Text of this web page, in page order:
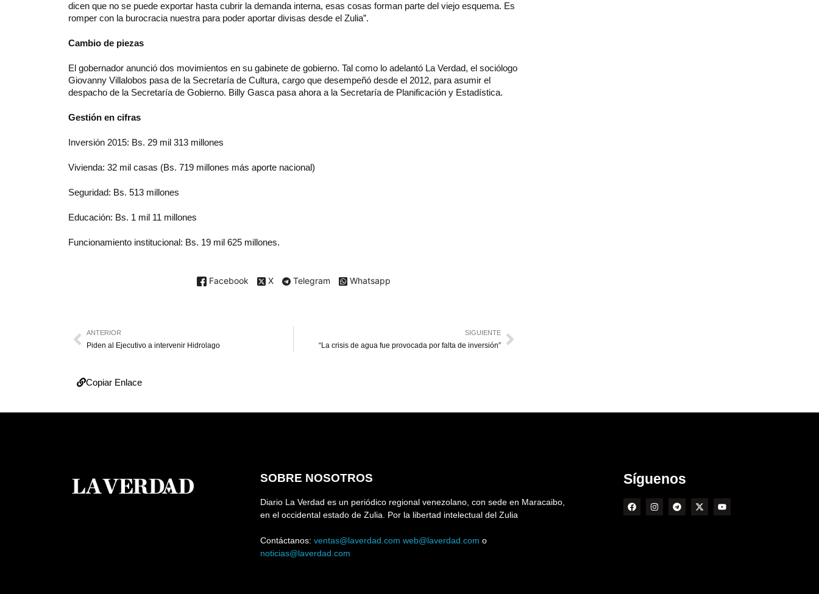
dicen que no se puede exportar hasta cubrir la demanda interna, esas cosas forman parte del viejo esquema. Es
romper con la burocracia nuestra para poder aportar divisas desde el Zulia”.
Cambio de piezas
El gobernador anunció dos movimientos en su gabinete de gobierno. Tal como lo adelantó La Verdad, el sociólogo
Giovanny Villalobos pasa de la Secretaría de Cultura, cargo que desempeñó desde el 2012, para asumir el
despacho de la Secretaría de Gobierno. Billy Gasca pasa ahora a la Secretaría de Planificación y Estadística.
Gestión en cifras
Inversión 2015: Bs. 29 mil 313 millones
Vivienda: 32 mil casas (Bs. 719 millones más aporte nacional)
Seguridad: Bs. 513 millones
Educación: Bs. 1 mil 11 millones
Funcionamiento institucional: Bs. 19 mil 625 millones.
Facebook X Telegram Whatsapp
ANTERIOR
Piden al Ejecutivo a intervenir Hidrolago
SIGUIENTE
“La crisis de agua fue provocada por falta de inversión”
Copiar Enlace
SOBRE NOSOTROS
Diario La Verdad es un periódico regional venezolano, con sede en Maracaibo,
en el occidental estado de Zulia. Por la libertad intelectual del Zulia
Contáctanos: ventas@laverdad.com web@laverdad.com o
noticias@laverdad.com
Síguenos